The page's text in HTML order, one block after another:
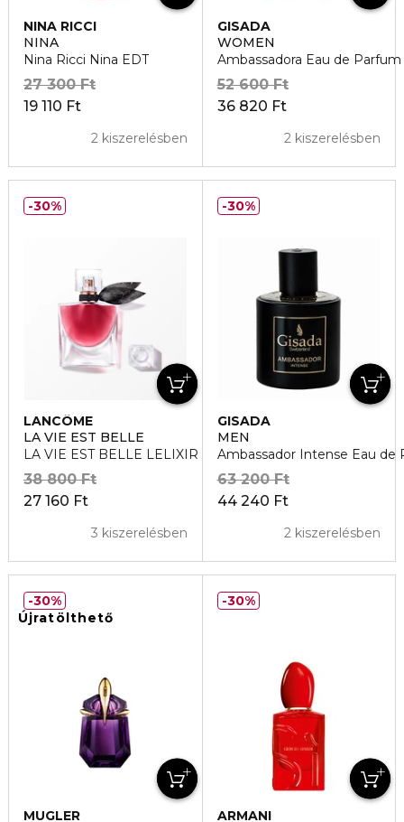
NINA RICCI
NINA
Nina Ricci Nina EDT
19 110 Ft
27 300 Ft
2 kiszerelésben
GISADA
WOMEN
Ambassadora Eau de Parfum
36 820 Ft
52 600 Ft
2 kiszerelésben
LANCÔME
LA VIE EST BELLE
LA VIE EST BELLE LELIXIR Eau de Parfum
27 160 Ft
38 800 Ft
3 kiszerelésben
30%
GISADA
MEN
Ambassador Intense Eau de
44 240 Ft
63 200 Ft
2 kiszerelésben
30%
Újratölthető
MUGLER
30%
ARMANI
30%